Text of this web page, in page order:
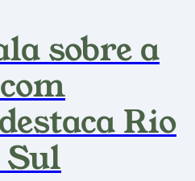
sobre a
Rio
Sul